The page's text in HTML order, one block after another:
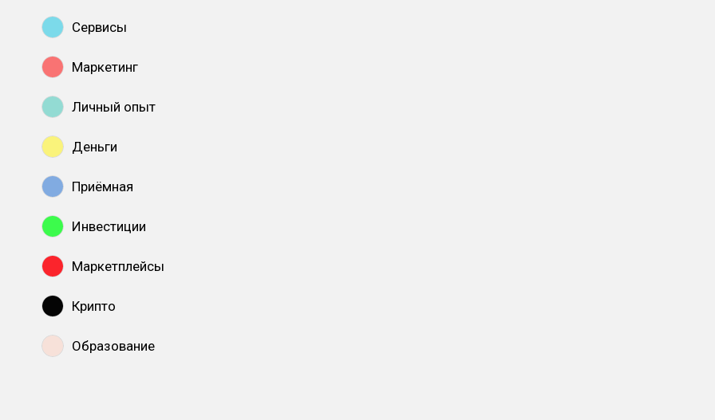
Сервисы
Маркетинг
Личный опыт
Деньги
Приёмная
Инвестиции
Маркетплейсы
Крипто
Образование